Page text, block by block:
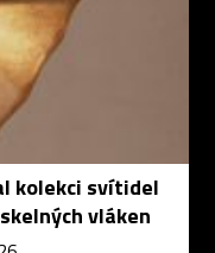
kolekci svítidel
vláken